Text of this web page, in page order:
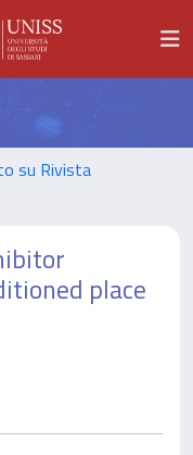
su Rivista
place